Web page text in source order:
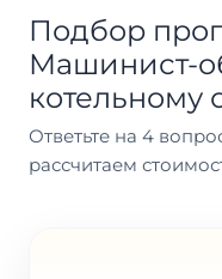
Подбор
Машинист-
котельному
Ответьте на 4
рассчитаем